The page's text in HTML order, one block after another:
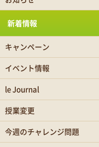
新着情報
キャンペーン
イベント情報
le Journal
授業変更
今週のチャレンジ問題